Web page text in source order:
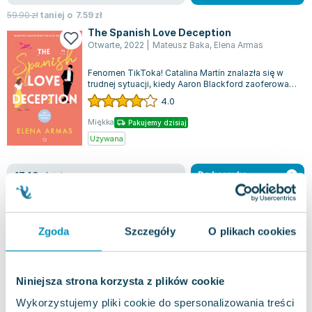
Zgoda Szczegóły O plikach cookies
Niniejsza strona korzysta z plików cookie
Wykorzystujemy pliki cookie do spersonalizowania treści
59.90złtaniej o 7.59zł
The Spanish Love Deception
Otwarte, 2022 Mateusz Baka, Elena Armas
Fenomen TikToka! Catalina Martín znalazła się w
trudnej sytuacji, kiedy Aaron Blackford zaoferował,
że stanie się jej towarzyszem...
4.0
Miękka Pakujemy dzisiaj
Używana
17.40zł jak nowa
49.99zł
Do koszyka
Bad Boys Bring Heaven
2021 C.S. Riley
Hope Ciredman przechodzi przez życie z postawą,
beznamiętna twarz to tylko maska,...
0.0
Miękka Pakujemy dzisiaj